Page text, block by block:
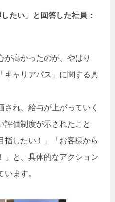
たい」と回答した社員：
が高かったのが、やはり
キャリアパス」に関する具
され、給与が上がっていく
評価制度が示されたこと
指したい！」「お客様から
」と、具体的なアクション
ます。